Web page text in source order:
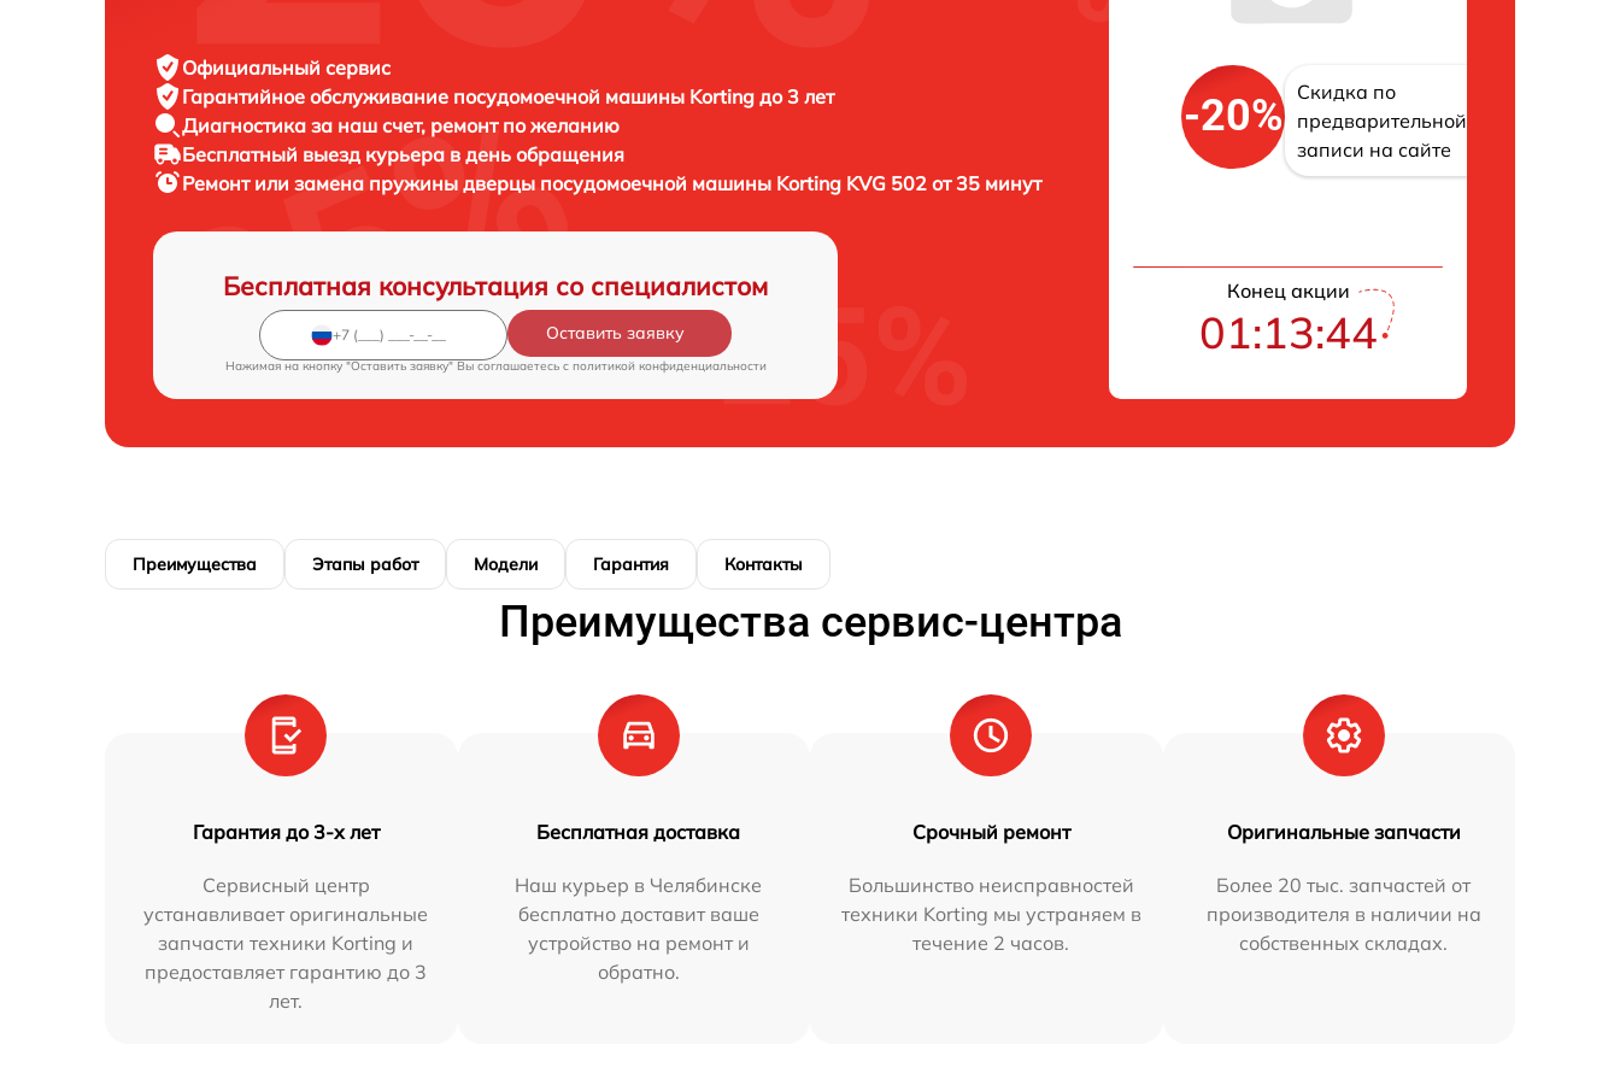
Официальный сервис
Гарантийное обслуживание посудомоечной машины Korting до 3 лет
Диагностика за наш счет, ремонт по желанию
Бесплатный выезд курьера в день обращения
Ремонт или замена пружины дверцы посудомоечной машины Korting KVG 502 от 35 минут
Бесплатная консультация со специалистом
Оставить заявку
Нажимая на кнопку "Оставить заявку" Вы соглашаетесь c политикой конфиденциальности
-20%
Скидка по
предварительной
записи на сайте
Конец акции
01:13:43
Преимущества Этапы работ Модели Гарантия Контакты
Преимущества сервис-центра
Гарантия до 3-х лет
Сервисный центр
устанавливает оригинальные
запчасти техники Korting и
предоставляет гарантию до 3
лет.
Бесплатная доставка
Наш курьер в Челябинске
бесплатно доставит ваше
устройство на ремонт и
обратно.
Срочный ремонт
Большинство неисправностей
техники Korting мы устраняем в
течение 2 часов.
Оригинальные запчасти
Более 20 тыс. запчастей от
производителя в наличии на
собственных складах.